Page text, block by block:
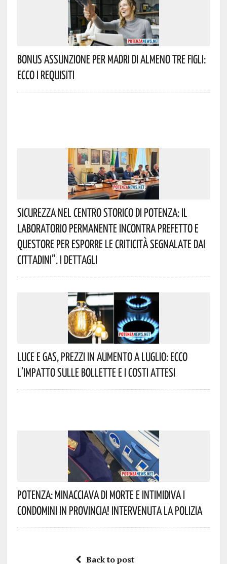
Bonus Assunzione Per Madri Di Almeno Tre Figli:
Ecco I Requisiti
Sicurezza Nel Centro Storico Di Potenza: Il
Laboratorio Permanente Incontra Prefetto E
Questore Per Esporre Le Criticità Segnalate Dai
Cittadini”. I Dettagli
Luce E Gas, Prezzi In Aumento A Luglio: Ecco
L’impatto Sulle Bollette E I Costi Attesi
Potenza: Minacciava Di Morte E Intimidiva I
Condomini In Provincia! Intervenuta La Polizia
Back to post